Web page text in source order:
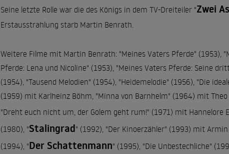
Seine letzte Rolle war die des Königs in dem TV-Dreiteiler "Zwei
Erstausstrahlung starb Martin Benrath.
Weitere Filme mit Martin Benrath: "Meines Vaters Pferde" (1953),
Pferde: Lena und Nicoline" (1953), "Meines Vaters Pferde: Seine
(1954), "Tausend Melodien" (1954), "Heidemelodie" (1956), "Die
(1959) mit Karlheinz Böhm, "Minna von Barnhelm" (1964) mit
"Dreht euch nicht um, der Golem geht rum!" (1971) mit Hannelore
(1980), "Stalingrad" (1992), "Der Kinoerzähler" (1993) mit
(1994), "Der Schattenmann" (1995), "Die Unbestechliche"